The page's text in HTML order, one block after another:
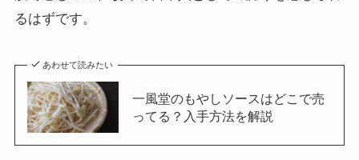
るはずです。
あわせて読みたい
一風堂のもやしソースはどこで売
ってる？入手方法を解説